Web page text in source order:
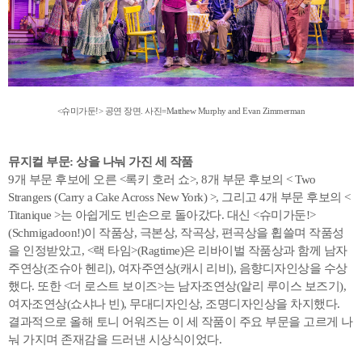
<슈미가둔!> 공연 장면. 사진=Matthew Murphy and Evan Zimmerman
뮤지컬 부문: 상을 나눠 가진 세 작품
9개 부문 후보에 오른 <록키 호러 쇼>, 8개 부문 후보의 < Two
Strangers (Carry a Cake Across New York) >, 그리고 4개 부문 후보의 <
Titanique >는 아쉽게도 빈손으로 돌아갔다. 대신 <슈미가둔!>
(Schmigadoon!)이 작품상, 극본상, 작곡상, 편곡상을 휩쓸며 작품성
을 인정받았고, <랙 타임>(Ragtime)은 리바이벌 작품상과 함께 남자
주연상(조슈아 헨리), 여자주연상(캐시 리비), 음향디자인상을 수상
했다. 또한 <더 로스트 보이즈>는 남자조연상(알리 루이스 보즈기),
여자조연상(쇼샤나 빈), 무대디자인상, 조명디자인상을 차지했다.
결과적으로 올해 토니 어워즈는 이 세 작품이 주요 부문을 고르게 나
눠 가지며 존재감을 드러낸 시상식이었다.